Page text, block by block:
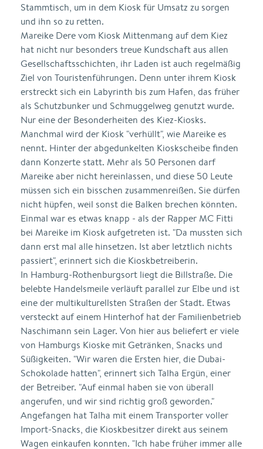
Stammtisch, um in dem Kiosk für Umsatz zu sorgen
und ihn so zu retten.
Mareike Dere vom Kiosk Mittenmang auf dem Kiez
hat nicht nur besonders treue Kundschaft aus allen
Gesellschaftsschichten, ihr Laden ist auch regelmäßig
Ziel von Touristenführungen. Denn unter ihrem Kiosk
erstreckt sich ein Labyrinth bis zum Hafen, das früher
als Schutzbunker und Schmuggelweg genutzt wurde.
Nur eine der Besonderheiten des Kiez-Kiosks.
Manchmal wird der Kiosk "verhüllt", wie Mareike es
nennt. Hinter der abgedunkelten Kioskscheibe finden
dann Konzerte statt. Mehr als 50 Personen darf
Mareike aber nicht hereinlassen, und diese 50 Leute
müssen sich ein bisschen zusammenreißen. Sie dürfen
nicht hüpfen, weil sonst die Balken brechen könnten.
Einmal war es etwas knapp - als der Rapper MC Fitti
bei Mareike im Kiosk aufgetreten ist. "Da mussten sich
dann erst mal alle hinsetzen. Ist aber letztlich nichts
passiert", erinnert sich die Kioskbetreiberin.
In Hamburg-Rothenburgsort liegt die Billstraße. Die
belebte Handelsmeile verläuft parallel zur Elbe und ist
eine der multikulturellsten Straßen der Stadt. Etwas
versteckt auf einem Hinterhof hat der Familienbetrieb
Naschimann sein Lager. Von hier aus beliefert er viele
von Hamburgs Kioske mit Getränken, Snacks und
Süßigkeiten. "Wir waren die Ersten hier, die Dubai-
Schokolade hatten", erinnert sich Talha Ergün, einer
der Betreiber. "Auf einmal haben sie von überall
angerufen, und wir sind richtig groß geworden."
Angefangen hat Talha mit einem Transporter voller
Import-Snacks, die Kioskbesitzer direkt aus seinem
Wagen einkaufen konnten. "Ich habe früher immer alle